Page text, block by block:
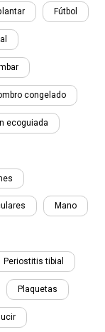
Fútbol
congelado
ecoguiada
Mano
Periostitis tibial
Plaquetas